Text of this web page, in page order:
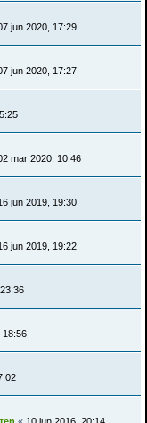
jun 2020, 17:29
jun 2020, 17:27
mar 2020, 10:46
jun 2019, 19:30
jun 2019, 19:22
18:56